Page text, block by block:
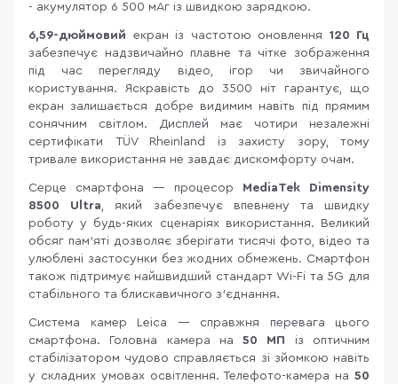
- акумулятор 6 500 мАг із швидкою зарядкою.
6,59-дюймовий екран із частотою оновлення 120 Гц
забезпечує надзвичайно плавне та чітке зображення
під час перегляду відео, ігор чи звичайного
користування. Яскравість до 3500 ніт гарантує, що
екран залишається добре видимим навіть під прямим
сонячним світлом. Дисплей має чотири незалежні
сертифікати TÜV Rheinland із захисту зору, тому
тривале використання не завдає дискомфорту очам.
Серце смартфона — процесор MediaTek Dimensity
8500 Ultra, який забезпечує впевнену та швидку
роботу у будь-яких сценаріях використання. Великий
обсяг пам'яті дозволяє зберігати тисячі фото, відео та
улюблені застосунки без жодних обмежень. Смартфон
також підтримує найшвидший стандарт Wi-Fi та 5G для
стабільного та блискавичного з'єднання.
Система камер Leica — справжня перевага цього
смартфона. Головна камера на50 МП
із оптичним
стабілізатором чудово справляється зі зйомкою навіть
у складних умовах освітлення. Телефото-камера на 50